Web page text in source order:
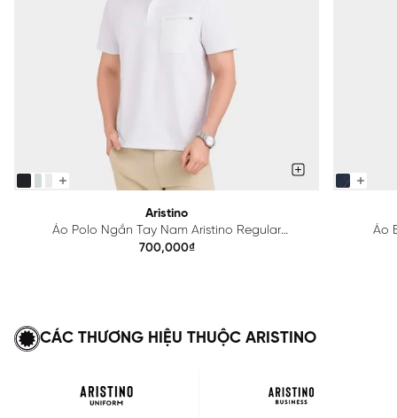
Aristino
Áo Polo Ngắn Tay Nam Aristino Regular
APS615EDP01
700,000₫
Áo
CÁC THƯƠNG HIỆU THUỘC ARISTINO